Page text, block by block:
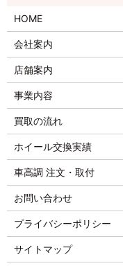
HOME
会社案内
店舗案内
事業内容
買取の流れ
ホイール交換実績
車高調 注文・取付
お問い合わせ
プライバシーポリシー
サイトマップ